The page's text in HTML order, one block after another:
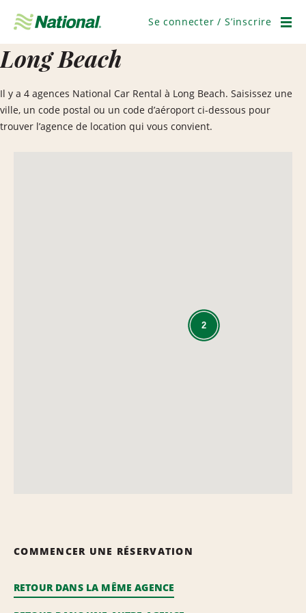
navigation
Se connecter / S’inscrire
Long Beach
Il y a 4 agences National Car Rental à Long Beach. Saisissez une
ville, un code postal ou un code d’aéroport ci-dessous pour
trouver l’agence de location qui vous convient.
2
COMMENCER UNE RÉSERVATION
RETOUR DANS LA MÊME AGENCE